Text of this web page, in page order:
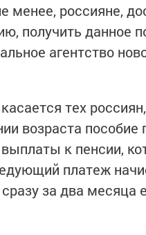
менее, россияне,
получить данное
агентство
тех
возраста пособие
к пенсии,
платеж
за два месяца